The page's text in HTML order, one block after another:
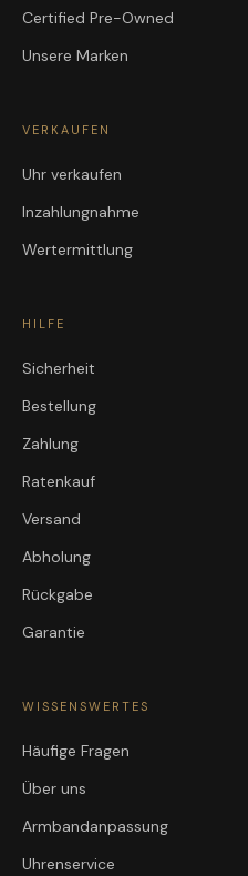
Certified Pre-Owned
Unsere Marken
VERKAUFEN
Uhr verkaufen
Inzahlungnahme
Wertermittlung
HILFE
Sicherheit
Bestellung
Zahlung
Ratenkauf
Versand
Abholung
Rückgabe
Garantie
WISSENSWERTES
Häufige Fragen
Über uns
Armbandanpassung
Uhrenservice